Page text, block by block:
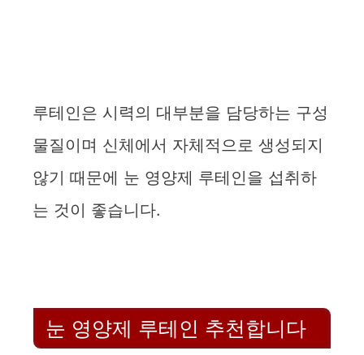
루테인은 시력의 대부분을 담당하는 구성
물질이며 신체에서 자체적으로 생성되지
않기 때문에 눈 영양제 루테인을 섭취하
는 것이 좋습니다.
눈 영양제 루테인 추천합니다